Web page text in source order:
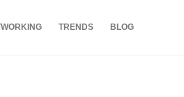
TRENDS BLOG